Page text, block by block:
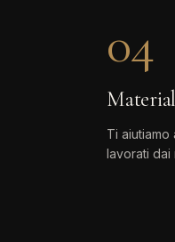
04
Ti aiutiamo
lavorati dai